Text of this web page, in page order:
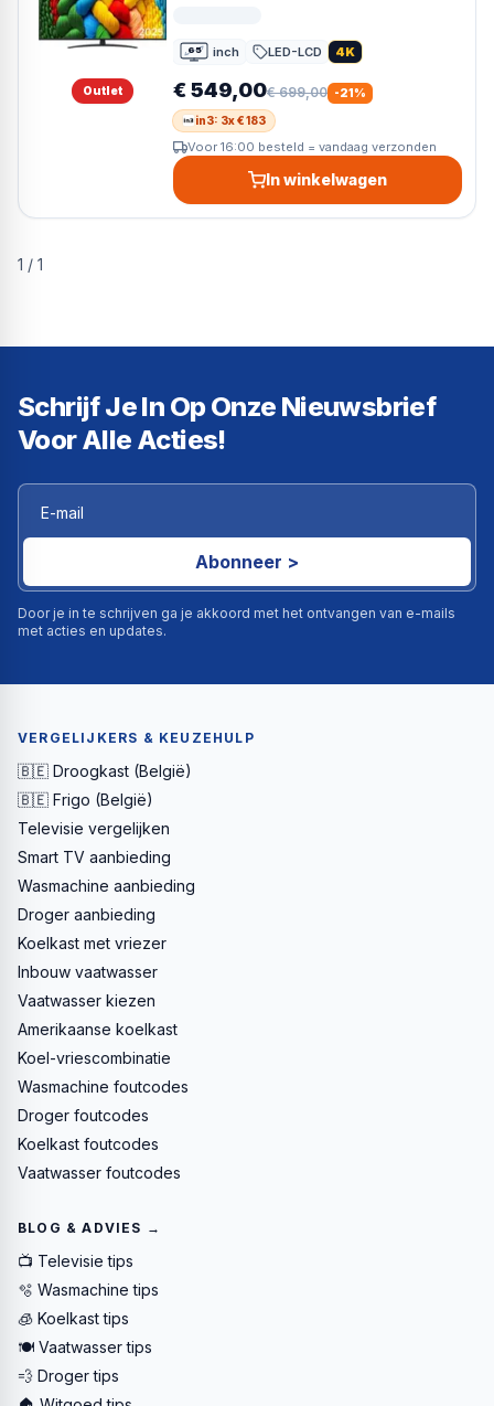
Outlet
65 inch
65 inch LED-LCD 4K
€ 549,00€ 699,00 -21%
in3: 3x € 183
Voor 16:00 besteld = vandaag verzonden
In winkelwagen
1 / 1
Schrijf Je In Op Onze Nieuwsbrief
Voor Alle Acties!
Abonneer >
Door je in te schrijven ga je akkoord met het ontvangen van e-mails
met acties en updates.
VERGELIJKERS & KEUZEHULP
🇧🇪 Droogkast (België)
🇧🇪 Frigo (België)
Televisie vergelijken
Smart TV aanbieding
Wasmachine aanbieding
Droger aanbieding
Koelkast met vriezer
Inbouw vaatwasser
Vaatwasser kiezen
Amerikaanse koelkast
Koel-vriescombinatie
Wasmachine foutcodes
Droger foutcodes
Koelkast foutcodes
Vaatwasser foutcodes
BLOG & ADVIES →
📺 Televisie tips
🫧 Wasmachine tips
🧊 Koelkast tips
🍽️ Vaatwasser tips
💨 Droger tips